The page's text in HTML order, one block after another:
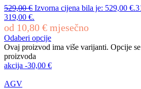
529,00€ Izvorna cijena bila je: 529,00 €.
319,00 €.
od 10,80 € mjesečno
Odaberi opcije
Ovaj proizvod ima više varijanti. Opcije
proizvoda
akcija -30,00 €
AGV